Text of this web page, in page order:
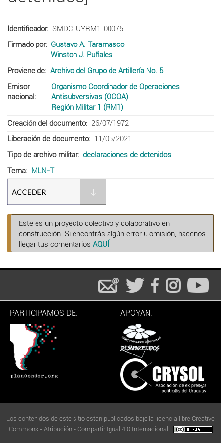
Identificador
SMDC-UYRM1-00075
Firmado por
Gustavo A. Taramasco
Winston J. Puñales
Proviene de
Archivo del Grupo de Artillería No. 5
Emisor
nacional
Organismo Coordinador de Operaciones
Antisubversivas (OCOA)
Región Militar 1 (RM1)
Creación del documento
26/07/1972
Liberación de documento
11/05/2021
Tipo de archivo militar
declaraciones de detenidos
Tema
MLN-T
Este es un proyecto colectivo y colaborativo en
construcción. Si encontrás algún error u omisión, hacenos
llegar tus comentarios AQUÍ
PARTICIPAMOS DE: APOYAN:
Los contenidos de este sitio están publicados bajo la licencia libre Creative
Commons - Atribución - Compartir Igual 4.0 Internacional